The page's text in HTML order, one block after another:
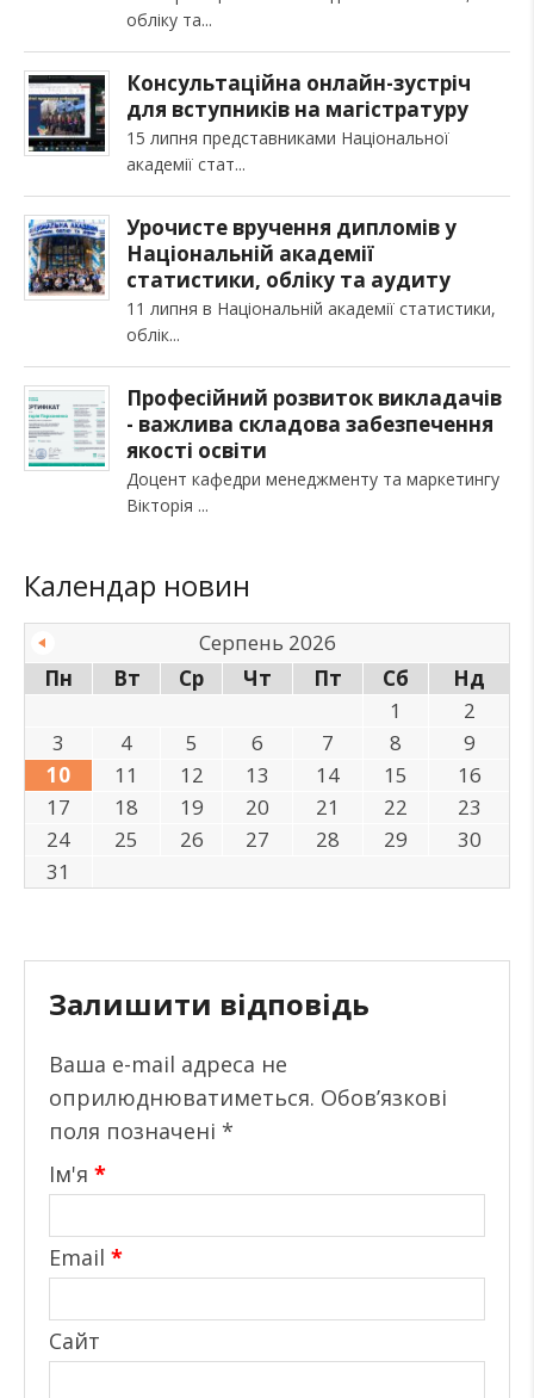
обліку та
Консультаційна онлайн-зустріч
для вступників на магістратуру
15 липня представниками Національної
академії стат
Урочисте вручення дипломів у
Національній академії
статистики, обліку та аудиту
11 липня в Національній академії статистики,
облік
Професійний розвиток викладачів
- важлива складова забезпечення
якості освіти
Доцент кафедри менеджменту та маркетингу
Вікторія
Календар новин
Серпень 2026
Пн
Вт Ср Чт Пт Сб
Нд
1
2
3
4 5 6 7 8
9
10
11 12 13 14 15
16
17
18 19 20 21 22
23
24
25 26 27 28 29
30
31
Залишити відповідь
Ваша e-mail адреса не
оприлюднюватиметься. Обов’язкові
поля позначені *
Ім'я *
Email *
Сайт